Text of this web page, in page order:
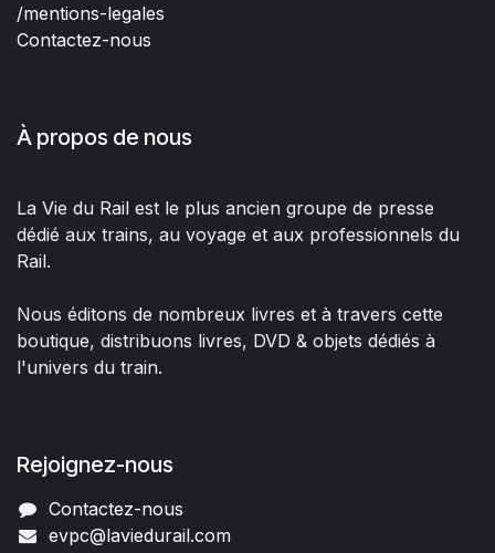
/mentions-legales
Contactez-nous
À propos de nous
La Vie du Rail est le plus ancien groupe de presse
dédié aux trains, au voyage et aux professionnels du
Rail.
Nous éditons de nombreux livres et à travers cette
boutique, distribuons livres, DVD & objets dédiés à
l'univers du train.
Rejoignez-nous
Contactez-nous
evpc@laviedurail.com